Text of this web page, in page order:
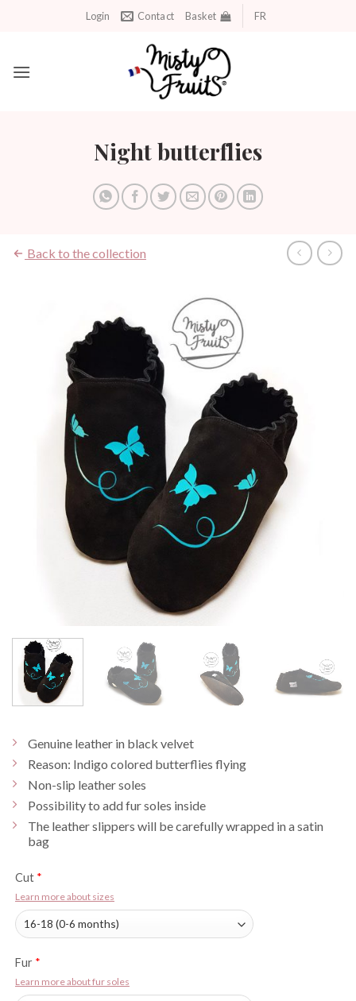
Login Contact Basket FR
Night butterflies
Back to the collection
Genuine leather in black velvet
Reason: Indigo colored butterflies flying
Non-slip leather soles
Possibility to add fur soles inside
The leather slippers will be carefully wrapped in a satin
bag
Cut *
Learn more about sizes
Fur *
Learn more about fur soles